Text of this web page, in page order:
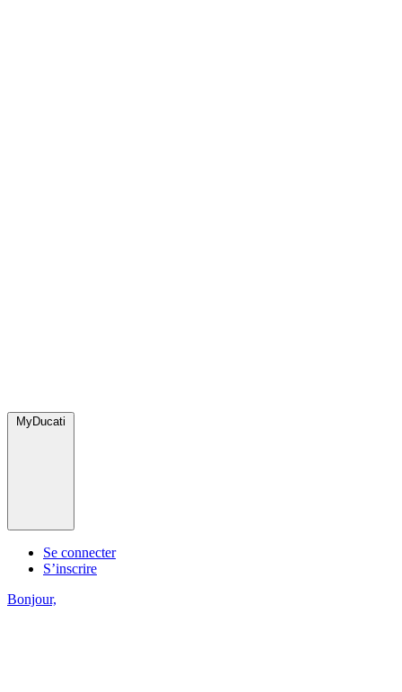
MyDucati
Se connecter
S’inscrire
Bonjour,